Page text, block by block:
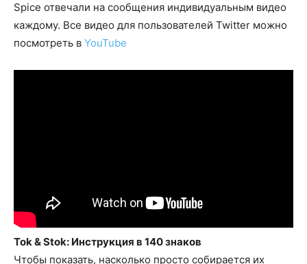
Spice отвечали на сообщения индивидуальным видео
каждому. Все видео для пользователей Twitter можно
посмотреть в YouTube
Tok & Stok: Инструкция в 140 знаков
Чтобы показать, насколько просто собирается их